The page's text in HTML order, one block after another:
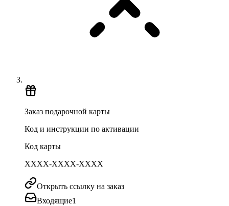
Заказ подарочной карты
Код и инструкции по активации
Код карты
XXXX-XXXX-XXXX
Открыть ссылку на заказ
Входящие1